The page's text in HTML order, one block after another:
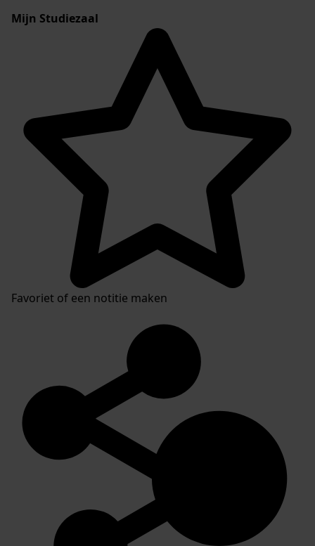
Mijn Studiezaal
Favoriet of een notitie maken